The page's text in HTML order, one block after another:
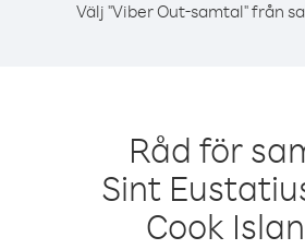
Välj "Viber Out-samtal" från
Råd för
Sint
Cook